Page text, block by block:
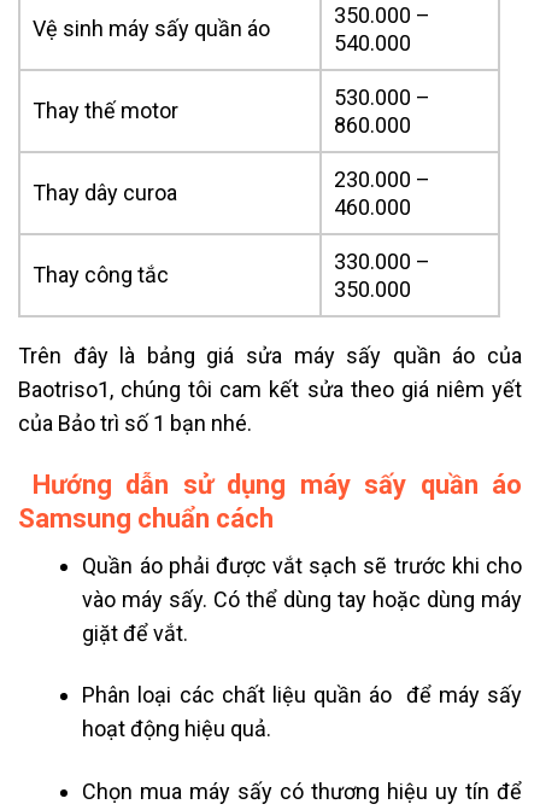
Vệ sinh máy sấy quần áo
350.000 –
540.000
Thay thế motor
530.000 –
860.000
Thay dây curoa
230.000 –
460.000
Thay công tắc
330.000 –
350.000
Trên đây là bảng giá sửa máy sấy quần áo của
Baotriso1, chúng tôi cam kết sửa theo giá niêm yết
của Bảo trì số 1 bạn nhé.
Hướng dẫn sử dụng máy sấy quần áo
Samsung chuẩn cách
Quần áo phải được vắt sạch sẽ trước khi cho
vào máy sấy. Có thể dùng tay hoặc dùng máy
giặt để vắt.
Phân loại các chất liệu quần áo để máy sấy
hoạt động hiệu quả.
Chọn mua máy sấy có thương hiệu uy tín để